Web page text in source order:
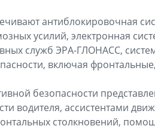
антиблокировочная
усилий, электронная
служб ЭРА-ГЛОНАСС,
включая
безопасности
водителя, ассистентами
столкновений,